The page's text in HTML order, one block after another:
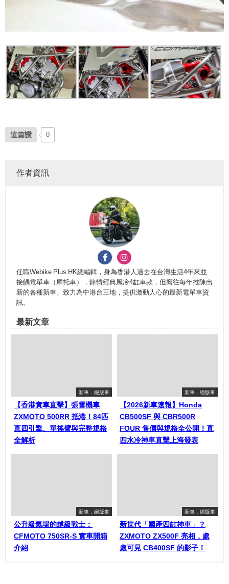
這篇讚 0
作者資訊
任職Webike Plus HK總編輯，身為香港人過去在台灣生活4年來並
接觸電單車（摩托車），鐘情經典風冷4缸車款，但嚮往每年推陳出
新的各種新車。致力為中港台三地，提供激動人心的最新電單車資
訊。
最新文章
新車．絕版車
【香港實車直擊】張雪機車
ZXMOTO 500RR 抵港！84匹
直四引擎、單搖臂與完整規格
全解析
新車．絕版車
【2026新車速報】Honda
CB500SF 與 CBR500R
FOUR 售價與規格全公開！直
四水冷神車直擊上海發表
新車．絕版車
公升級氣場的越級戰士：
CFMOTO 750SR-S 實車開箱
介紹
新車．絕版車
新世代「國產四缸神車」？
ZXMOTO ZX500F 亮相，處
處可見 CB400SF 的影子！